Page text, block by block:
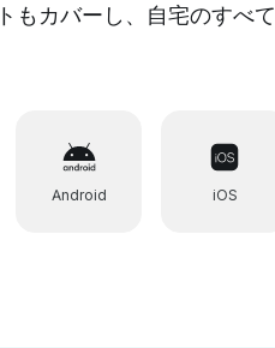
トもカバーし、自宅のすべ
Android iOS